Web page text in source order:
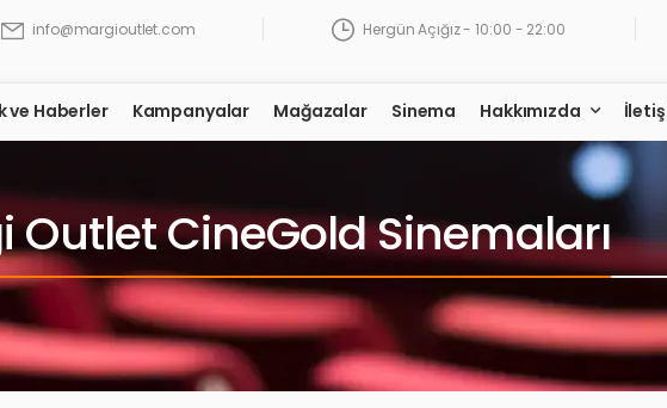
info@margioutlet.com
Hergün Açığız - 10:00 - 22:00
ve Haberler Kampanyalar Mağazalar Sinema Hakkımızda
Outlet CineGold Sinemaları